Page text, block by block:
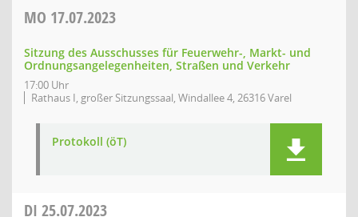
MO 17.07.2023
Sitzung des Ausschusses für Feuerwehr-, Markt- und
Ordnungsangelegenheiten, Straßen und Verkehr
17:00 Uhr
Rathaus I, großer Sitzungssaal, Windallee 4, 26316 Varel
Protokoll (öT)
DI 25.07.2023